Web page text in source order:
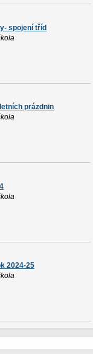
spojení tříd
prázdnin
2024-25